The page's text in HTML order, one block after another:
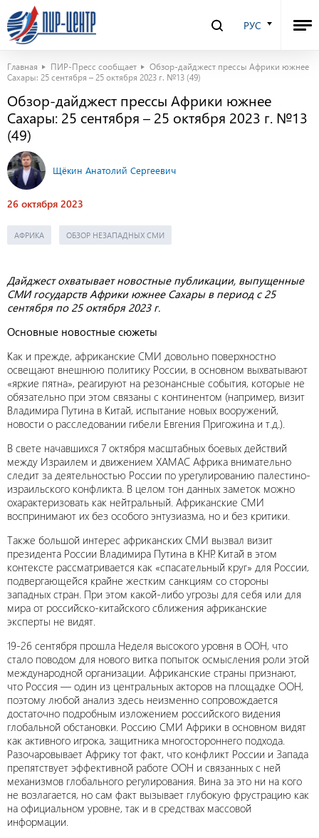
РУС
Главная ПИР-Пресс сообщает
Обзор-дайджест прессы Африки южнее
Сахары: 25 сентября – 25 октября 2023 г. №13 (49)
Обзор-дайджест прессы Африки южнее
Сахары: 25 сентября – 25 октября 2023 г. №13
(49)
Щёкин Анатолий Сергеевич
26 октября 2023
АФРИКА ОБЗОР НЕЗАПАДНЫХ СМИ
Дайджест охватывает новостные публикации, выпущенные
СМИ государств Африки южнее Сахары в период с 25
сентября по 25 октября 2023 г.
Основные новостные сюжеты
Как и прежде, африканские СМИ довольно поверхностно
освещают внешнюю политику России, в основном выхватывают
«яркие пятна», реагируют на резонансные события, которые не
обязательно при этом связаны с континентом (например, визит
Владимира Путина в Китай, испытание новых вооружений,
новости о расследовании гибели Евгения Пригожина и т.д.).
В свете начавшихся 7 октября масштабных боевых действий
между Израилем и движением ХАМАС Африка внимательно
следит за деятельностью России по урегулированию палестино-
израильского конфликта. В целом тон данных заметок можно
охарактеризовать как нейтральный. Африканские СМИ
воспринимают их без особого энтузиазма, но и без критики.
Также большой интерес африканских СМИ вызвал визит
президента России Владимира Путина в КНР. Китай в этом
контексте рассматривается как «спасательный круг» для России,
подвергающейся крайне жестким санкциям со стороны
западных стран. При этом какой-либо угрозы для себя или для
мира от российско-китайского сближения африканские
эксперты не видят.
19-26 сентября прошла Неделя высокого уровня в ООН, что
стало поводом для нового витка попыток осмысления роли этой
международной организации. Африканские страны признают,
что Россия — один из центральных акторов на площадке ООН,
поэтому любой анализ здесь неизменно сопровождается
достаточно подробным изложением российского видения
глобальной обстановки. Россию СМИ Африки в основном видят
как активного игрока, защитника многостороннего подхода.
Разочаровывает Африку тот факт, что конфликт России и Запада
препятствует эффективной работе ООН и связанных с ней
механизмов глобального регулирования. Вина за это ни на кого
не возлагается, но сам факт вызывает глубокую фрустрацию как
на официальном уровне, так и в средствах массовой
информации.